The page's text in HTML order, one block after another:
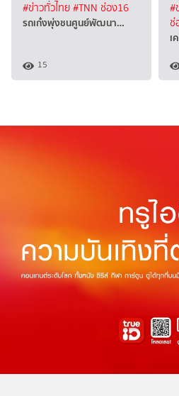
#ข่าวทั่วไทย#TNN ช่อง16
รถเก๋งพุ่งชนศูนย์พัฒนา…
15
#
ช่
เ